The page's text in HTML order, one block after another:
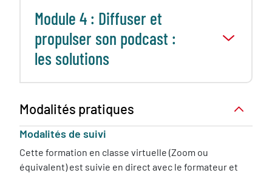
Module 4 : Diffuser et
propulser son podcast :
les solutions
Modalités pratiques
Modalités de suivi
Cette formation en classe virtuelle (Zoom ou
équivalent) est suivie en direct avec le formateur et